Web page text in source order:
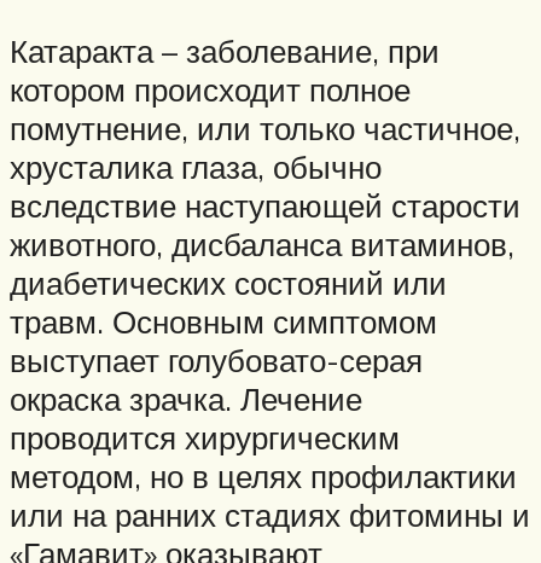
Катаракта – заболевание, при
котором происходит полное
помутнение, или только частичное,
хрусталика глаза, обычно
вследствие наступающей старости
животного, дисбаланса витаминов,
диабетических состояний или
травм. Основным симптомом
выступает голубовато-серая
окраска зрачка. Лечение
проводится хирургическим
методом, но в целях профилактики
или на ранних стадиях фитомины и
«Гамавит» оказывают